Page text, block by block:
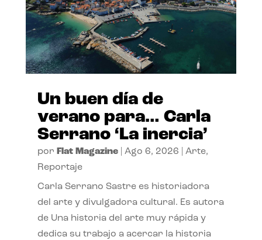
Un buen día de
verano para… Carla
Serrano ‘La inercia’
por Flat Magazine| Ago 6, 2026 Arte,
Reportaje
Carla Serrano Sastre es historiadora
del arte y divulgadora cultural. Es autora
de Una historia del arte muy rápida y
dedica su trabajo a acercar la historia